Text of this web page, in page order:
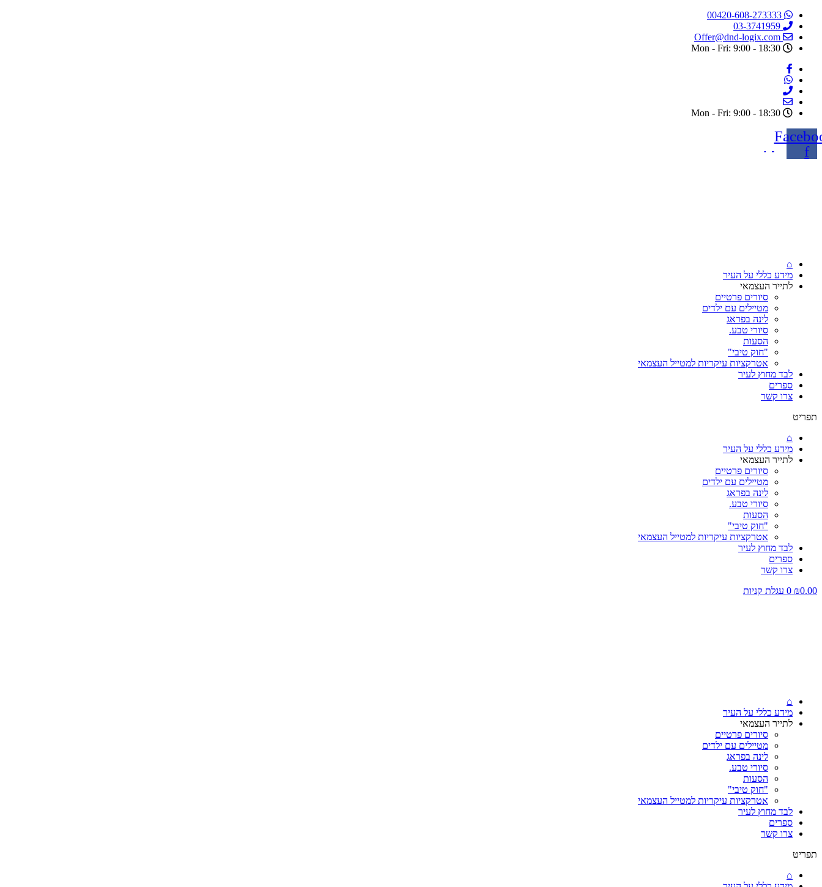
לתוכן
00420-608-273333
03-3741959
Offer@dnd-logix.com
Mon - Fri: 9:00 - 18:30
Mon - Fri: 9:00 - 18:30
f
⌂
מידע כללי על העיר
לתייר העצמאי
סיורים פרטיים
מטיילים עם ילדים
לינה בפראג
סיורי טבע.
הסעות
"חוק טיבי"
אטרקציות עיקריות למטייל העצמאי
לבד מחוץ לעיר
ספרים
צרו קשר
תפריט
⌂
מידע כללי על העיר
לתייר העצמאי
סיורים פרטיים
מטיילים עם ילדים
לינה בפראג
סיורי טבע.
הסעות
"חוק טיבי"
אטרקציות עיקריות למטייל העצמאי
לבד מחוץ לעיר
ספרים
צרו קשר
₪0.00
0 עגלת קניות
⌂
מידע כללי על העיר
לתייר העצמאי
סיורים פרטיים
מטיילים עם ילדים
לינה בפראג
סיורי טבע.
הסעות
"חוק טיבי"
אטרקציות עיקריות למטייל העצמאי
לבד מחוץ לעיר
ספרים
צרו קשר
תפריט
⌂